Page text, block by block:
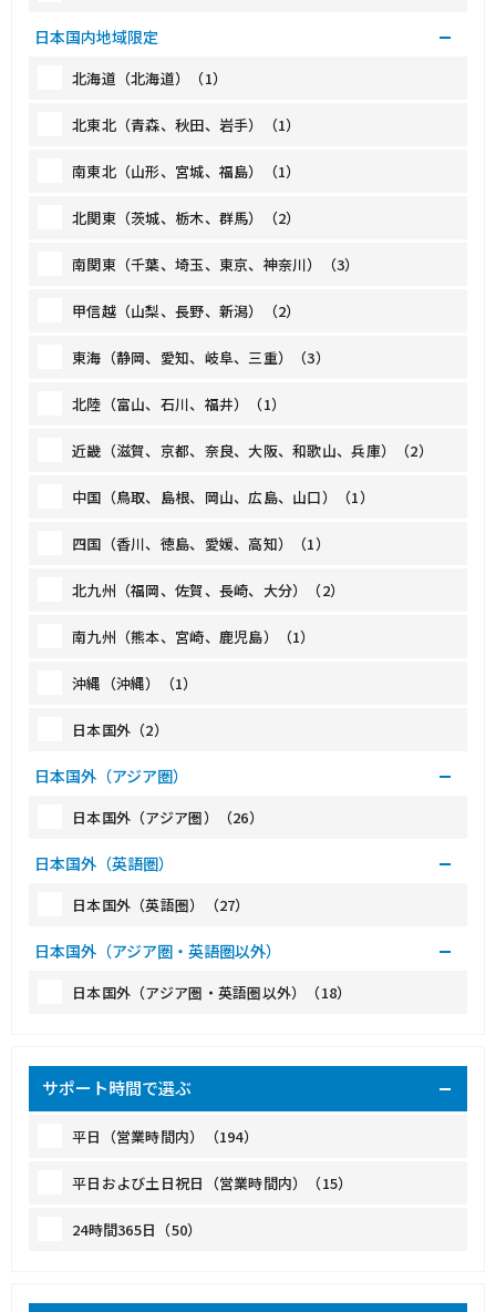
日本国内地域限定
北海道（北海道）（1）
北東北（青森、秋田、岩手）（1）
南東北（山形、宮城、福島）（1）
北関東（茨城、栃木、群馬）（2）
南関東（千葉、埼玉、東京、神奈川）（3）
甲信越（山梨、長野、新潟）（2）
東海（静岡、愛知、岐阜、三重）（3）
北陸（富山、石川、福井）（1）
近畿（滋賀、京都、奈良、大阪、和歌山、兵庫）（2）
中国（鳥取、島根、岡山、広島、山口）（1）
四国（香川、徳島、愛媛、高知）（1）
北九州（福岡、佐賀、長崎、大分）（2）
南九州（熊本、宮崎、鹿児島）（1）
沖縄（沖縄）（1）
日本国外（2）
日本国外（アジア圏）
日本国外（アジア圏）（26）
日本国外（英語圏）
日本国外（英語圏）（27）
日本国外（アジア圏・英語圏以外）
日本国外（アジア圏・英語圏以外）（18）
サポート時間で選ぶ
平日（営業時間内）（194）
平日および土日祝日（営業時間内）（15）
24時間365日（50）